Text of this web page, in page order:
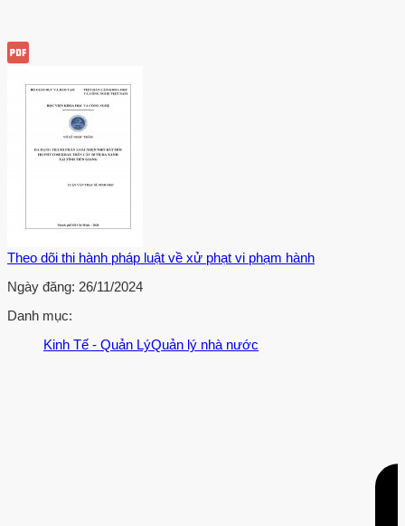
Theo dõi thi hành pháp luật về xử phạt vi phạm hành
Ngày đăng: 26/11/2024
Danh mục:
Kinh Tế - Quản LýQuản lý nhà nước